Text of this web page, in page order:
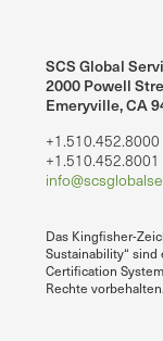
SCS Global
2000 Powell
Emeryville, CA
+1.510.452.8001
Das Kingfisher-
Sustainability“
Certification
Rechte vorbehalten.